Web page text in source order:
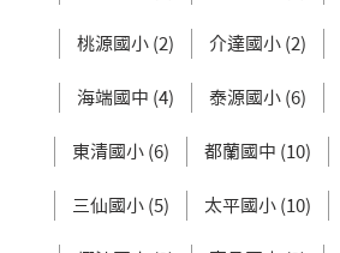
桃源國小 (2) 介達國小 (2)
海端國中 (4) 泰源國小 (6)
東清國小 (6) 都蘭國中 (10)
三仙國小 (5) 太平國小 (10)